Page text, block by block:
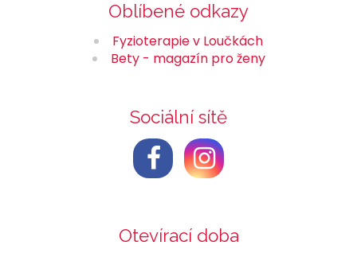
Oblíbené odkazy
Fyzioterapie v Loučkách
Bety - magazín pro ženy
Sociální sítě
Otevírací doba